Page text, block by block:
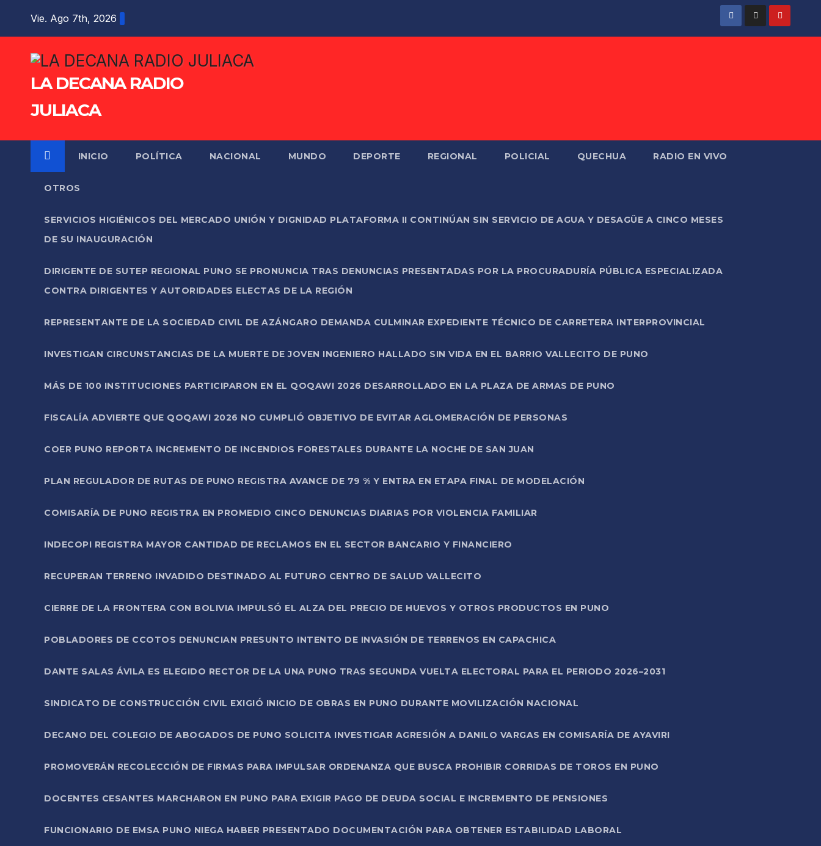
Vie. Ago 7th, 2026
LA DECANA RADIO
JULIACA
INICIO POLÍTICA NACIONAL MUNDO DEPORTE REGIONAL POLICIAL QUECHUA RADIO EN VIVO
OTROS
SERVICIOS HIGIÉNICOS DEL MERCADO UNIÓN Y DIGNIDAD PLATAFORMA II CONTINÚAN SIN SERVICIO DE AGUA Y DESAGÜE A CINCO MESES
DE SU INAUGURACIÓN
DIRIGENTE DE SUTEP REGIONAL PUNO SE PRONUNCIA TRAS DENUNCIAS PRESENTADAS POR LA PROCURADURÍA PÚBLICA ESPECIALIZADA
CONTRA DIRIGENTES Y AUTORIDADES ELECTAS DE LA REGIÓN
REPRESENTANTE DE LA SOCIEDAD CIVIL DE AZÁNGARO DEMANDA CULMINAR EXPEDIENTE TÉCNICO DE CARRETERA INTERPROVINCIAL
INVESTIGAN CIRCUNSTANCIAS DE LA MUERTE DE JOVEN INGENIERO HALLADO SIN VIDA EN EL BARRIO VALLECITO DE PUNO
MÁS DE 100 INSTITUCIONES PARTICIPARON EN EL QOQAWI 2026 DESARROLLADO EN LA PLAZA DE ARMAS DE PUNO
FISCALÍA ADVIERTE QUE QOQAWI 2026 NO CUMPLIÓ OBJETIVO DE EVITAR AGLOMERACIÓN DE PERSONAS
COER PUNO REPORTA INCREMENTO DE INCENDIOS FORESTALES DURANTE LA NOCHE DE SAN JUAN
PLAN REGULADOR DE RUTAS DE PUNO REGISTRA AVANCE DE 79 % Y ENTRA EN ETAPA FINAL DE MODELACIÓN
COMISARÍA DE PUNO REGISTRA EN PROMEDIO CINCO DENUNCIAS DIARIAS POR VIOLENCIA FAMILIAR
INDECOPI REGISTRA MAYOR CANTIDAD DE RECLAMOS EN EL SECTOR BANCARIO Y FINANCIERO
RECUPERAN TERRENO INVADIDO DESTINADO AL FUTURO CENTRO DE SALUD VALLECITO
CIERRE DE LA FRONTERA CON BOLIVIA IMPULSÓ EL ALZA DEL PRECIO DE HUEVOS Y OTROS PRODUCTOS EN PUNO
POBLADORES DE CCOTOS DENUNCIAN PRESUNTO INTENTO DE INVASIÓN DE TERRENOS EN CAPACHICA
DANTE SALAS ÁVILA ES ELEGIDO RECTOR DE LA UNA PUNO TRAS SEGUNDA VUELTA ELECTORAL PARA EL PERIODO 2026–2031
SINDICATO DE CONSTRUCCIÓN CIVIL EXIGIÓ INICIO DE OBRAS EN PUNO DURANTE MOVILIZACIÓN NACIONAL
DECANO DEL COLEGIO DE ABOGADOS DE PUNO SOLICITA INVESTIGAR AGRESIÓN A DANILO VARGAS EN COMISARÍA DE AYAVIRI
PROMOVERÁN RECOLECCIÓN DE FIRMAS PARA IMPULSAR ORDENANZA QUE BUSCA PROHIBIR CORRIDAS DE TOROS EN PUNO
DOCENTES CESANTES MARCHARON EN PUNO PARA EXIGIR PAGO DE DEUDA SOCIAL E INCREMENTO DE PENSIONES
FUNCIONARIO DE EMSA PUNO NIEGA HABER PRESENTADO DOCUMENTACIÓN PARA OBTENER ESTABILIDAD LABORAL